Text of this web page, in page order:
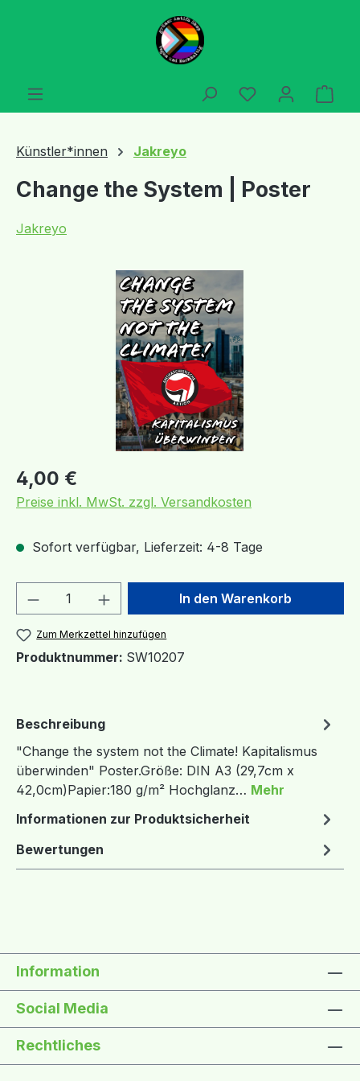
Zum Hauptinhalt springen
Du hast 0
Künstler*innen Jakreyo
Change the System | Poster
Jakreyo
Bildergalerie überspringen
Regulärer Preis:
4,00 €
Preise inkl. MwSt. zzgl. Versandkosten
Sofort verfügbar, Lieferzeit: 4-8 Tage
Produkt Anzahl: Gib denIn den Warenkorb
Zum Merkzettel hinzufügen
Produktnummer: SW10207
Beschreibung
"Change the system not the Climate! Kapitalismus
überwinden" Poster.Größe: DIN A3 (29,7cm x
42,0cm)Papier:180 g/m² Hochglanz… Mehr
Informationen zur Produktsicherheit
Bewertungen
Information
Social Media
Rechtliches